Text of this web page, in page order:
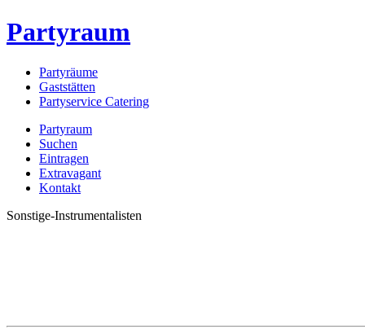
Partyraum
Partyräume
Gaststätten
Partyservice Catering
Partyraum
Suchen
Eintragen
Extravagant
Kontakt
Sonstige-Instrumentalisten